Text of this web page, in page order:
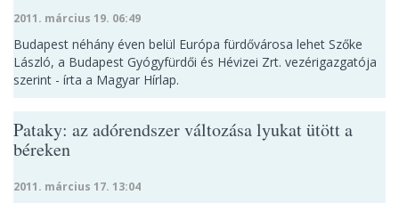
2011. március 19. 06:49
Budapest néhány éven belül Európa fürdővárosa lehet Szőke
László, a Budapest Gyógyfürdői és Hévizei Zrt. vezérigazgatója
szerint - írta a Magyar Hírlap.
Pataky: az adórendszer változása lyukat ütött a
béreken
2011. március 17. 13:04